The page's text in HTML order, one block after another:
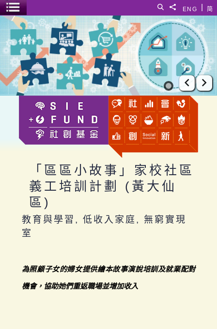
简
ENG
分享給
搜尋
選單開關
「區區小故事」家校社區義工培訓計劃 (黃大仙區)
上一張
下
「區區小故事」家校社區
義工培訓計劃 (黃大仙
區)
教育與學習, 低收入家庭, 無窮實現
室
為照顧子女的婦女提供繪本故事演說培訓及就業配對
機會，協助她們重返職場並增加收入